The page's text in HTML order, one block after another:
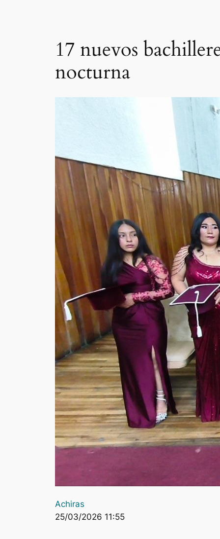
17 nuevos
nocturna
Achiras
25/03/2026 11:55